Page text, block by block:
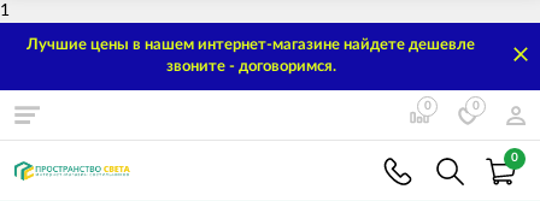
1
Лучшие цены в нашем интернет-магазине найдете дешевле
звоните - договоримся.
0 0
0